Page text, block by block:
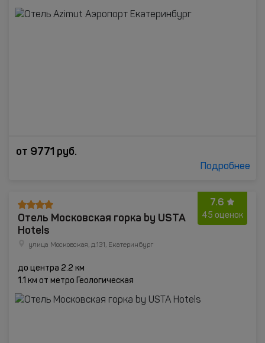
от 9771 руб.
Подробнее
7.6
45 оценок
Отель Московская горка by USTA
Hotels
улица Московская, д.131, Екатеринбург
до центра 2.2 км
1.1 км от метро Геологическая